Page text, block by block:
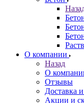
О компании
Назад
О
Отзывы
Доставка
Акции и